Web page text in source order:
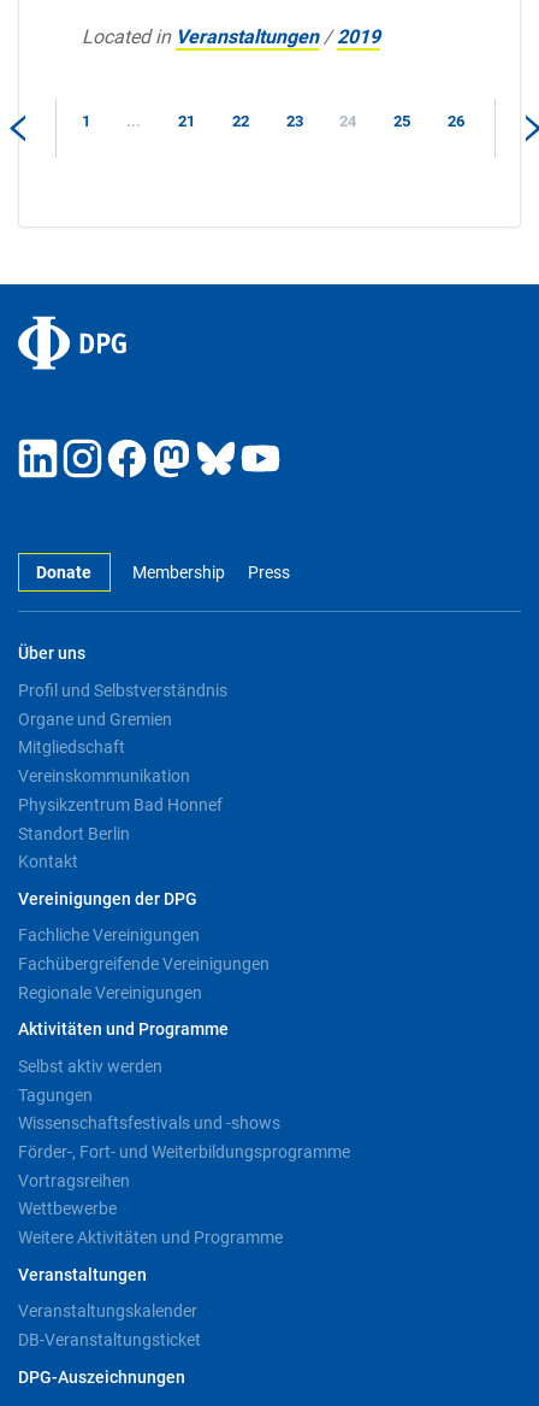
Located in Veranstaltungen /2019
1 ... 21 22 23 24 25 26
Donate Membership Press
Über uns
Profil und Selbstverständnis
Organe und Gremien
Mitgliedschaft
Vereinskommunikation
Physikzentrum Bad Honnef
Standort Berlin
Kontakt
Vereinigungen der DPG
Fachliche Vereinigungen
Fachübergreifende Vereinigungen
Regionale Vereinigungen
Aktivitäten und Programme
Selbst aktiv werden
Tagungen
Wissenschaftsfestivals und -shows
Förder-, Fort- und Weiterbildungsprogramme
Vortragsreihen
Wettbewerbe
Weitere Aktivitäten und Programme
Veranstaltungen
Veranstaltungskalender
DB-Veranstaltungsticket
DPG-Auszeichnungen